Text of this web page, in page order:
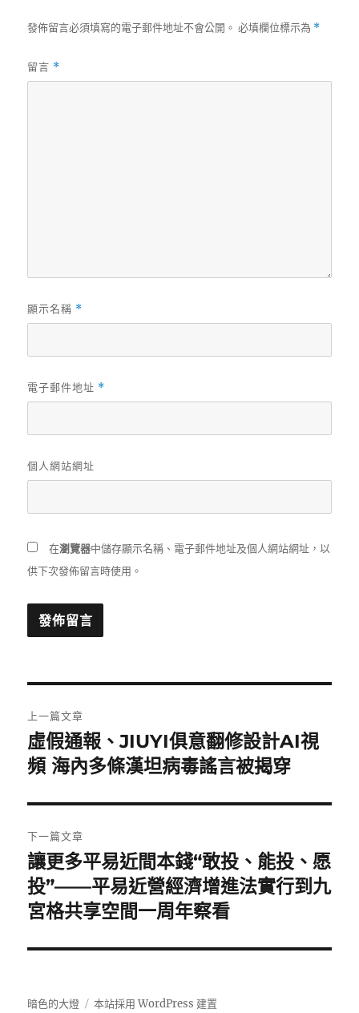
發佈留言必須填寫的電子郵件地址不會公開。 必填欄位標示為 *
留言 *
顯示名稱 *
電子郵件地址 *
個人網站網址
在瀏覽器中儲存顯示名稱、電子郵件地址及個人網站網址，以
供下次發佈留言時使用。
章
導
覽
上一篇文章
上
一
文
章:
虛假通報、JIUYI俱意翻修設計AI視
頻 海內多條漢坦病毒謠言被揭穿
下一篇文章
下
一
篇
章:
讓更多平易近間本錢“敢投、能投、愿
投”——平易近營經濟增進法實行到九
宮格共享空間一周年察看
暗色的大燈 本站採用 WordPress 建置